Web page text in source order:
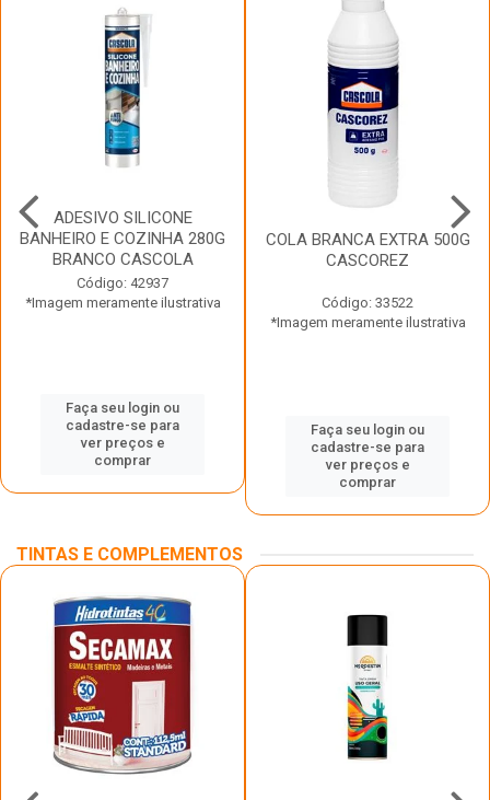
ADESIVO SILICONE
BANHEIRO E COZINHA 280G
BRANCO CASCOLA
Código: 42937
*Imagem meramente ilustrativa
Faça seu login ou
cadastre-se para
ver preços e
comprar
COLA BRANCA EXTRA 500G
CASCOREZ
Código: 33522
*Imagem meramente ilustrativa
Faça seu login ou
cadastre-se para
ver preços e
comprar
TINTAS E COMPLEMENTOS